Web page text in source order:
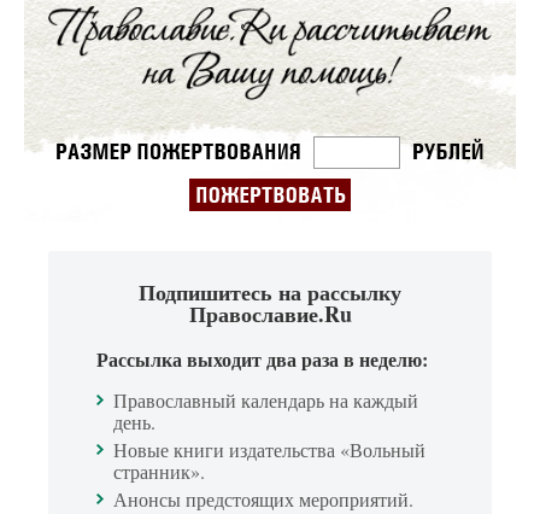
Подпишитесь на рассылку
Православие.Ru
Рассылка выходит два раза в неделю:
Православный календарь на каждый
день.
Новые книги издательства «Вольный
странник».
Анонсы предстоящих мероприятий.